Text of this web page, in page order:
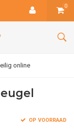
0
online
OP VOORRAAD